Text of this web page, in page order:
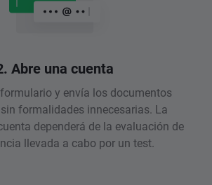
Abre una cuenta
y envía los documentos
formalidades innecesarias. La
dependerá de la evaluación de
llevada a cabo por un test.